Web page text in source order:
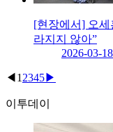
[현장에서] 오
라지지 않아”
2026-03-
◀ 1 2345▶
이투데이